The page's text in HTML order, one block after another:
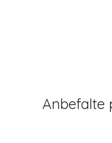
Anbefalte